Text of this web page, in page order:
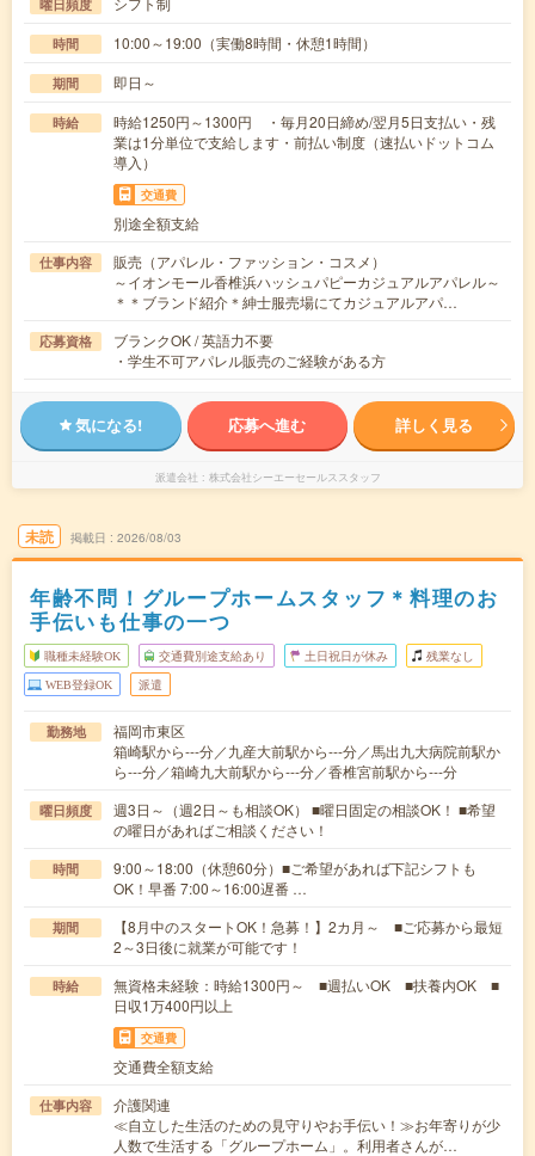
曜日頻度
時間 10:00～19:00（実働8時間・休憩1時間）
期間 即日～
時給
時給1250円～1300円 ・毎月20日締め/翌月5日支払い・残
業は1分単位で支給します・前払い制度（速払いドットコム
導入）
交通費
別途全額支給
仕事内容
販売（アパレル・ファッション・コスメ）
～イオンモール香椎浜ハッシュパピーカジュアルアパレル～
＊＊ブランド紹介＊紳士服売場にてカジュアルアパ…
応募資格
ブランクOK / 英語力不要
・学生不可アパレル販売のご経験がある方
気になる! 応募へ進む 詳しく見る
派遣会社 株式会社シーエーセールススタッフ
未読 掲載日 2026/08/03
年齢不問！グループホームスタッフ＊料理のお
手伝いも仕事の一つ
職種未経験OK 交通費別途支給あり 土日祝日が休み 残業なし
WEB登録OK 派遣
勤務地
福岡市東区
箱崎駅から---分／九産大前駅から---分／馬出九大病院前駅か
ら---分／箱崎九大前駅から---分／香椎宮前駅から---分
曜日頻度
週3日～（週2日～も相談OK） ■曜日固定の相談OK！ ■希望
の曜日があればご相談ください！
時間
9:00～18:00（休憩60分）■ご希望があれば下記シフトも
OK！早番 7:00～16:00遅番 …
期間
【8月中のスタートOK！急募！】2カ月～ ■ご応募から最短
2～3日後に就業が可能です！
時給
無資格未経験：時給1300円～ ■週払いOK ■扶養内OK ■
日収1万400円以上
交通費
交通費全額支給
仕事内容
介護関連
≪自立した生活のための見守りやお手伝い！≫お年寄りが少
人数で生活する「グループホーム」。利用者さんが…